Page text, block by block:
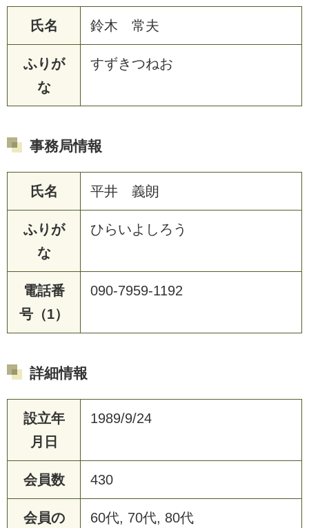
氏名 鈴木 常夫
ふりが
な
すずきつねお
事務局情報
氏名 平井 義朗
ふりが
な
ひらいよしろう
電話番
号（1）
090-7959-1192
詳細情報
設立年
月日
1989/9/24
会員数 430
会員の 60代, 70代, 80代